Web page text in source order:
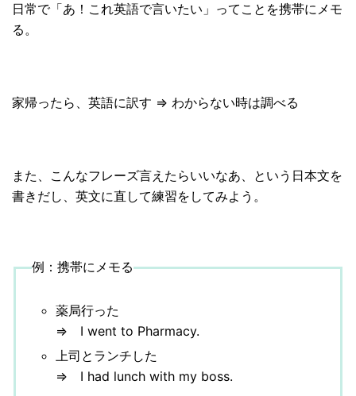
日常で「あ！これ英語で言いたい」ってことを携帯にメモ
る。
家帰ったら、英語に訳す ⇒ わからない時は調べる
また、こんなフレーズ言えたらいいなあ、という日本文を
書きだし、英文に直して練習をしてみよう。
例：携帯にメモる
薬局行った
⇒ I went to Pharmacy.
上司とランチした
⇒ I had lunch with my boss.